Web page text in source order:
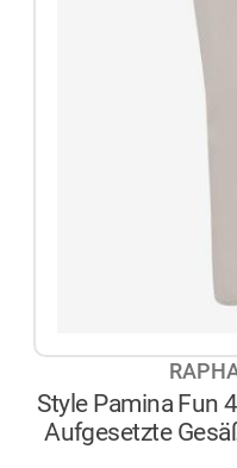
Style Pamina Fun
Aufgesetzte